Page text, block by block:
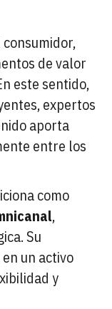
consumidor,
de valor
este sentido,
expertos
aporta
entre los
como
,
Su
un activo
y